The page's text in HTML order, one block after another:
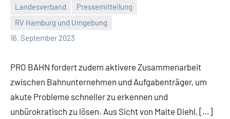
Landesverband
Pressemitteilung
RV Hamburg und Umgebung
16. September 2023
Malte
Diehl
Keine
Kommentare
PRO BAHN fordert zudem aktivere Zusammenarbeit
zwischen Bahnunternehmen und Aufgabenträger, um
akute Probleme schneller zu erkennen und
unbürokratisch zu lösen. Aus Sicht von Malte Diehl, […]